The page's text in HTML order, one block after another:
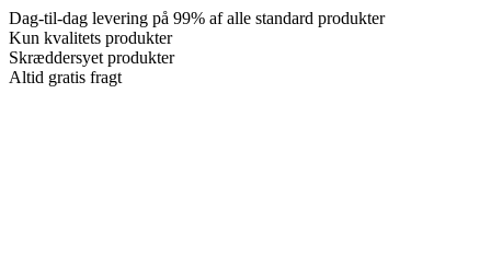
Dag-til-dag levering på 99% af alle standard produkter
Kun kvalitets produkter
Skræddersyet produkter
Altid gratis fragt